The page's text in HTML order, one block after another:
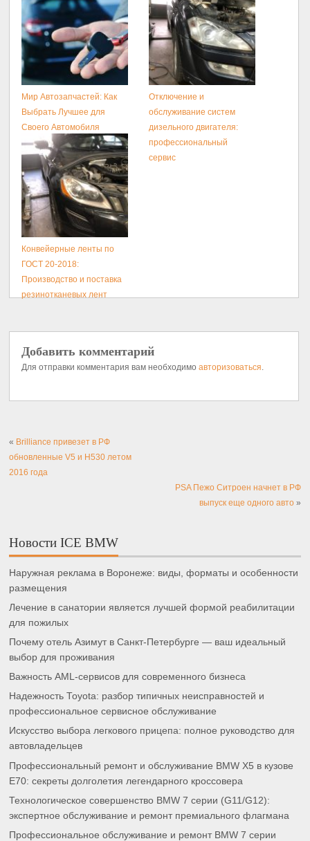
Мир Автозапчастей: Как
Выбрать Лучшее для
Своего Автомобиля
Отключение и
обслуживание систем
дизельного двигателя:
профессиональный
сервис
Конвейерные ленты по
ГОСТ 20-2018:
Производство и поставка
резинотканевых лент
Добавить комментарий
Для отправки комментария вам необходимоавторизоваться.
« Brilliance привезет в РФ
обновленные V5 и H530 летом
2016 года
PSA Пежо Ситроен начнет в РФ
выпуск еще одного авто»
Новости ICE BMW
Наружная реклама в Воронеже: виды, форматы и особенности
размещения
Лечение в санатории является лучшей формой реабилитации
для пожилых
Почему отель Азимут в Санкт-Петербурге — ваш идеальный
выбор для проживания
Важность AML-сервисов для современного бизнеса
Надежность Toyota: разбор типичных неисправностей и
профессиональное сервисное обслуживание
Искусство выбора легкового прицепа: полное руководство для
автовладельцев
Профессиональный ремонт и обслуживание BMW X5 в кузове
E70: секреты долголетия легендарного кроссовера
Технологическое совершенство BMW 7 серии (G11/G12):
экспертное обслуживание и ремонт премиального флагмана
Профессиональное обслуживание и ремонт BMW 7 серии